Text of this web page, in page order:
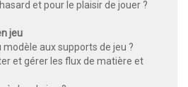
et pour le plaisir de jouer ?
jeu
aux supports de jeu ?
et gérer les flux de matière et